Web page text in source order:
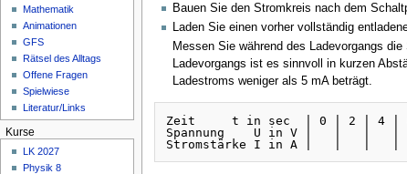
Bauen Sie den Stromkreis nach dem
Laden Sie einen vorher vollständig
Messen Sie während des Ladevorgangs
Ladevorgangs ist es sinnvoll in kurzen
Ladestroms weniger als 5 mA beträgt.
Zeit     t in sec  | 0 | 2 | 4
Spannung    U in V |   |   |
Mathematik
Animationen
GFS
Rätsel des Alltags
Offene Fragen
Spielwiese
Literatur/Links
Kurse
LK 2027
Physik 8